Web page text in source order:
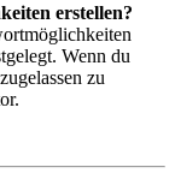
erstellen?
Wenn du
zu